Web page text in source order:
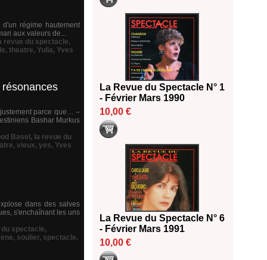
régime hautement
aux valeurs de...
revue du spectacle,
, theatre, Yulia, Yves
justement parce que… –
Bashar Murkus
Basel , la revue du
, vieux, yes, Yves
dans des salves
s'enchaînant les uns
du spectacle,
, soulier, spectacle,
La Revue du Spectacle N° 1
- Février Mars 1990
10,00 €
La Revue du Spectacle N° 6
- Février Mars 1991
10,00 €